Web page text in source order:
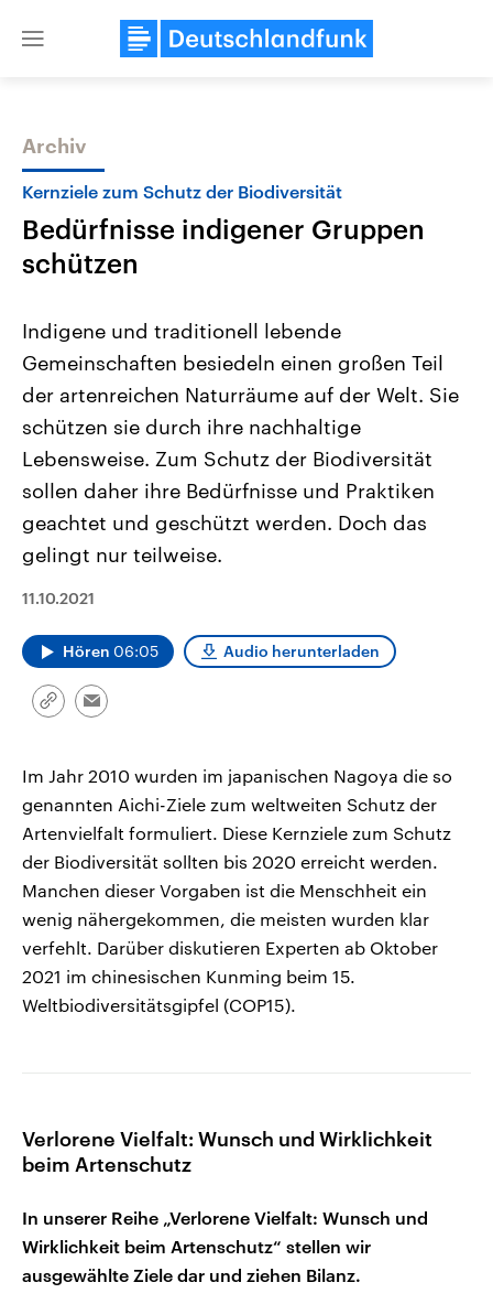
Close
Themen
Landtagswahl Sachsen-Anhalt
2026
Alle Informationen
Sachsen-Anhalt wählt am 6.
September 2026 einen neuen
Landtag. Seit 2021 wird das
Bundesland von einer Koalition aus
Umfragen, Prognosen,
Wahlprogramme, aktuelle Berichte
und Hintergründe zu den Parteien
Wahl.
Aktuelle Beiträge,
Hintergründe
Wirtschaftlich und
gehören die Vereinigten
den mächtigsten Ländern
mit großem Einfluss auf
Sendungen Programm
Archiv
Kernziele zum Schutz der Biodiversität
Bedürfnisse indigener Gruppen
schützen
Indigene und traditionell lebende
Gemeinschaften besiedeln einen großen Teil
der artenreichen Naturräume auf der Welt. Sie
schützen sie durch ihre nachhaltige
Lebensweise. Zum Schutz der Biodiversität
sollen daher ihre Bedürfnisse und Praktiken
geachtet und geschützt werden. Doch das
gelingt nur teilweise.
11.10.2021
Hören 06:05 Audio herunterladen
Link
Email
Im Jahr 2010 wurden im japanischen Nagoya die so
genannten Aichi-Ziele zum weltweiten Schutz der
Artenvielfalt formuliert. Diese Kernziele zum Schutz
der Biodiversität sollten bis 2020 erreicht werden.
Manchen dieser Vorgaben ist die Menschheit ein
wenig nähergekommen, die meisten wurden klar
verfehlt. Darüber diskutieren Experten ab Oktober
2021 im chinesischen Kunming beim 15.
Weltbiodiversitätsgipfel (COP15).
Verlorene Vielfalt: Wunsch und Wirklichkeit
beim Artenschutz
In unserer Reihe „Verlorene Vielfalt: Wunsch und
Wirklichkeit beim Artenschutz“ stellen wir
ausgewählte Ziele dar und ziehen Bilanz.